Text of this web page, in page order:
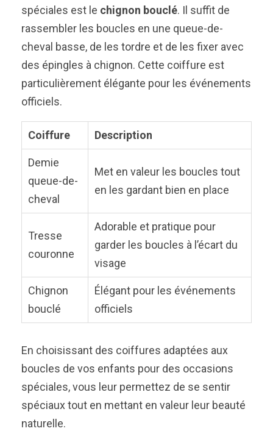
spéciales est le chignon bouclé. Il suffit de
rassembler les boucles en une queue-de-
cheval basse, de les tordre et de les fixer avec
des épingles à chignon. Cette coiffure est
particulièrement élégante pour les événements
officiels.
Coiffure Description
Demie
queue-de-
cheval
Met en valeur les boucles tout
en les gardant bien en place
Tresse
couronne
Adorable et pratique pour
garder les boucles à l’écart du
visage
Chignon
bouclé
Élégant pour les événements
officiels
En choisissant des coiffures adaptées aux
boucles de vos enfants pour des occasions
spéciales, vous leur permettez de se sentir
spéciaux tout en mettant en valeur leur beauté
naturelle.